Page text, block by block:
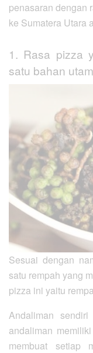
penasaran dengan
ke Sumatera Utara
1. Rasa pizza
satu bahan
Sesuai dengan
satu rempah yang
pizza ini yaitu
Andaliman
andaliman
membuat setiap